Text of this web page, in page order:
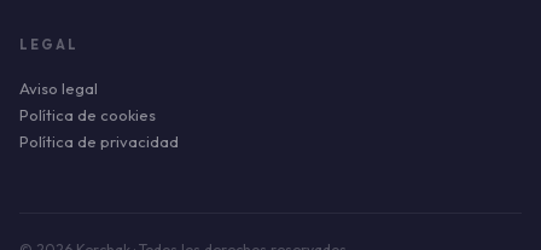
LEGAL
Aviso legal
Política de cookies
Política de privacidad